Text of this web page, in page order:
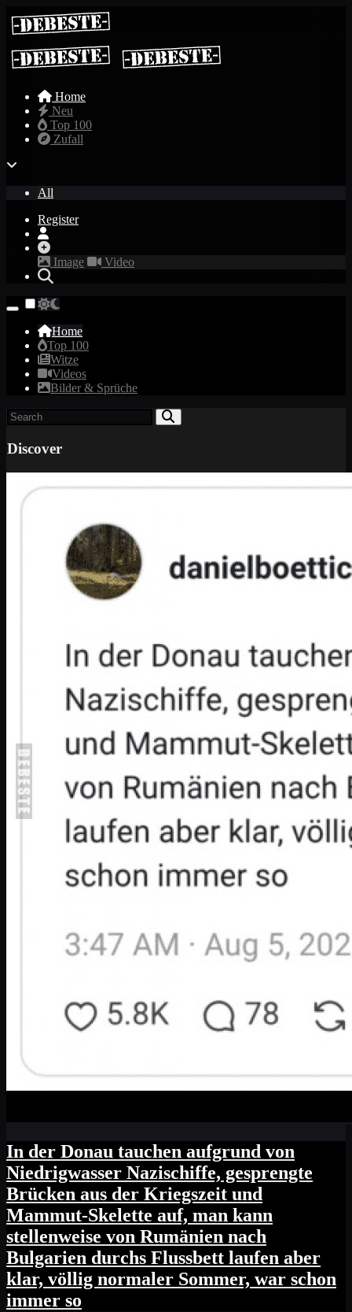
Home
Neu
Top 100
Zufall
All
Register
Image Video
Home
Top 100
Witze
Videos
Bilder & Sprüche
Discover
In der Donau tauchen aufgrund von
Niedrigwasser Nazischiffe, gesprengte
Brücken aus der Kriegszeit und
Mammut-Skelette auf, man kann
stellenweise von Rumänien nach
Bulgarien durchs Flussbett laufen aber
klar, völlig normaler Sommer, war schon
immer so